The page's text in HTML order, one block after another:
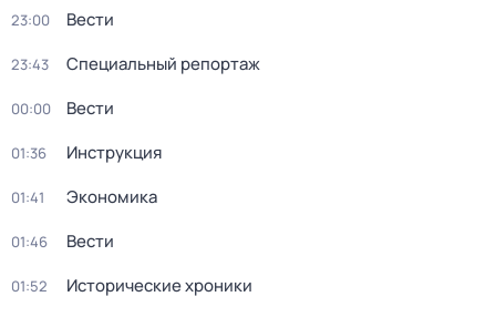
23:00 Вести
23:43 Специальный репортаж
00:00 Вести
01:36 Инструкция
01:41 Экономика
01:46 Вести
01:52 Исторические хроники